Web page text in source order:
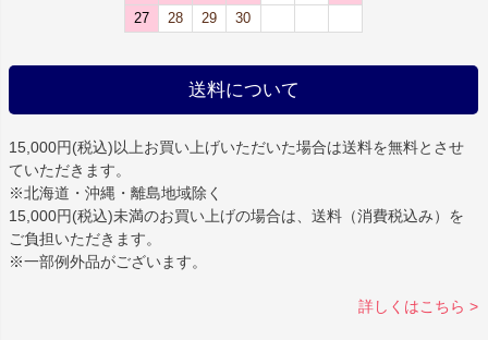
27
28 29 30
送料について
15,000円(税込)以上お買い上げいただいた場合は送料を無料とさせ
ていただきます。
※北海道・沖縄・離島地域除く
15,000円(税込)未満のお買い上げの場合は、送料（消費税込み）を
ご負担いただきます。
※一部例外品がございます。
詳しくはこちら >